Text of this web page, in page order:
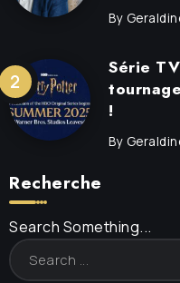
By
Série
!
By
Recherche
Search Something...